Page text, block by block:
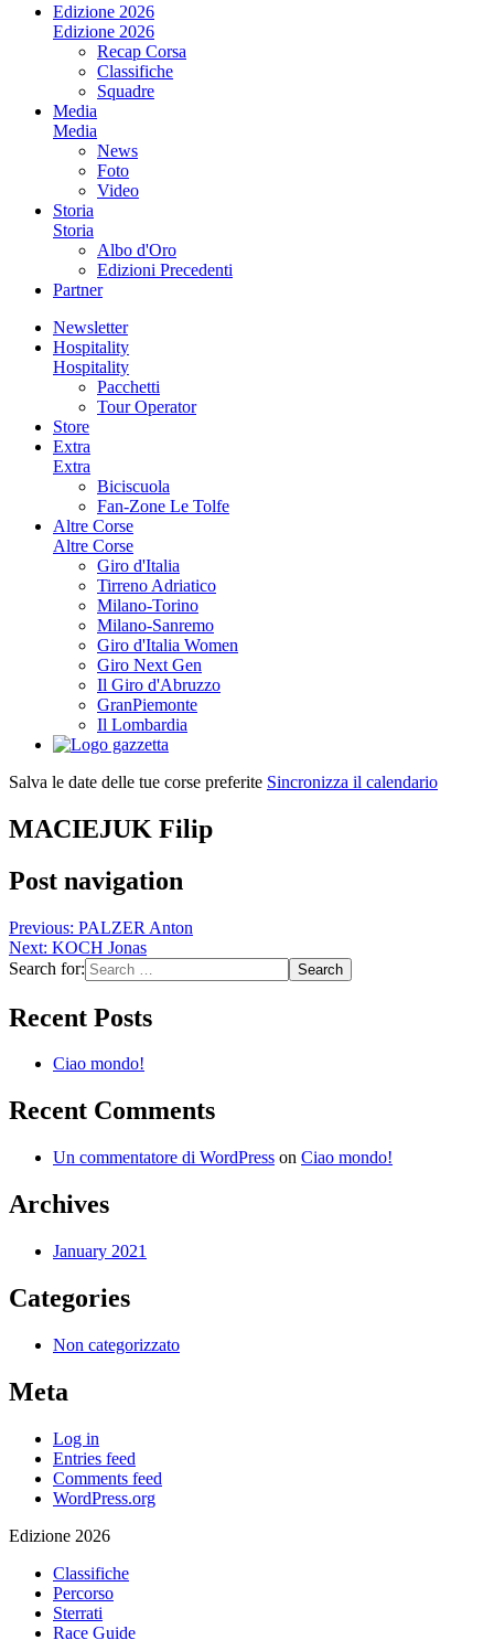
Edizione 2026
Edizione 2026
Recap Corsa
Classifiche
Squadre
Media
Media
News
Foto
Video
Storia
Storia
Albo d'Oro
Edizioni Precedenti
Partner
Newsletter
Hospitality
Hospitality
Pacchetti
Tour Operator
Store
Extra
Extra
Biciscuola
Fan-Zone Le Tolfe
Altre Corse
Altre Corse
Giro d'Italia
Tirreno Adriatico
Milano-Torino
Milano-Sanremo
Giro d'Italia Women
Giro Next Gen
Il Giro d'Abruzzo
GranPiemonte
Il Lombardia
Salva le date delle tue corse preferite Sincronizza il calendario
MACIEJUK Filip
Post navigation
Previous: PALZER Anton
Next: KOCH Jonas
Search for:
Recent Posts
Ciao mondo!
Recent Comments
Un commentatore di WordPress on Ciao mondo!
Archives
January 2021
Categories
Non categorizzato
Meta
Log in
Entries feed
Comments feed
WordPress.org
Edizione 2026
Classifiche
Percorso
Sterrati
Race Guide